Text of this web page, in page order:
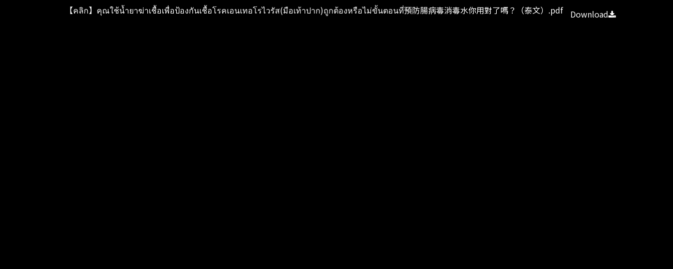
【คลิก】คุณใช้น้ำยาฆ่าเชื้อเพื่อป้องกันเชื้อโรคเอนเทอโรไวรัส(มือเท้าปาก)ถูกต้องหรือไม่ขั้นตอนที่預防腸病毒消毒水你用對了嗎？（泰文）.pdf Download